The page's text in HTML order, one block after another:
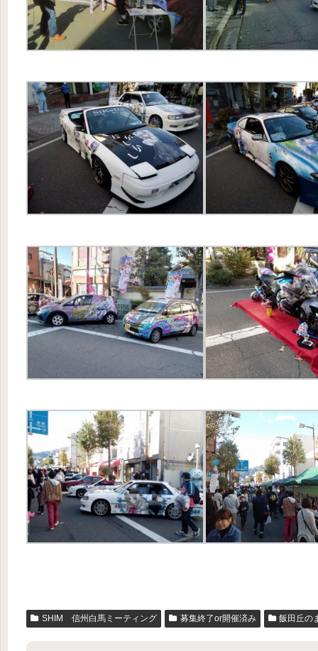
SHIM 信州白馬ミーティング 募集終了or開催済み 飯田丘の